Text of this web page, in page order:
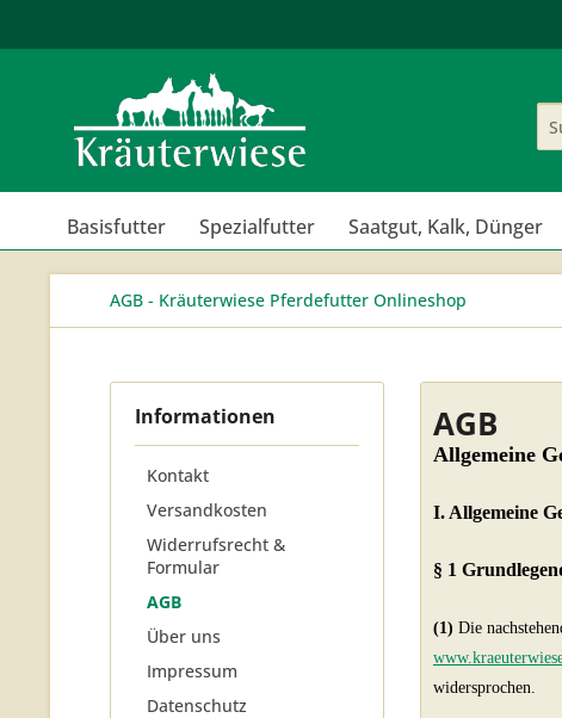
Basisfutter Spezialfutter Saatgut, Kalk, Dünger
AGB - Kräuterwiese Pferdefutter Onlineshop
Informationen
Kontakt
Versandkosten
Widerrufsrecht &
Formular
AGB
Über uns
Impressum
Datenschutz
AGB
Allgemeine
I. Allgemeine
§ 1
(1) Die
widersprochen.